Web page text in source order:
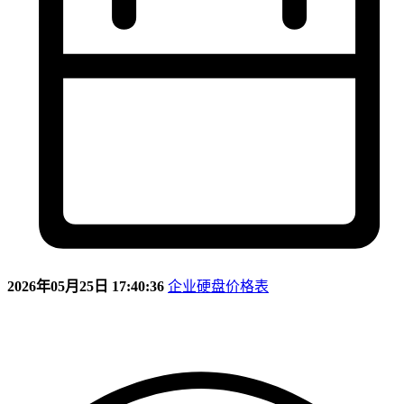
2026年05月25日 17:40:36 企业硬盘价格表